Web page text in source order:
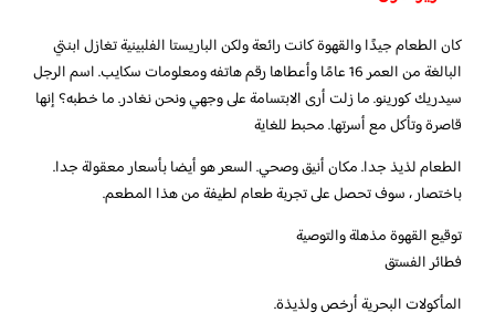
كان الطعام جيدًا والقهوة كانت رائعة ولكن الباريستا الفلبينية تغازل ابنتي
البالغة من العمر 16 عامًا وأعطاها رقم هاتفه ومعلومات سكايب. اسم الرجل
سيدريك كورينو. ما زلت أرى الابتسامة على وجهي ونحن نغادر. ما خطبه؟ إنها
قاصرة وتأكل مع أسرتها. محبط للغاية
الطعام لذيذ جدا. مكان أنيق وصحي. السعر هو أيضا بأسعار معقولة جدا.
باختصار ، سوف تحصل على تجربة طعام لطيفة من هذا المطعم.
توقيع القهوة مذهلة والتوصية
فطائر الفستق
المأكولات البحرية أرخص ولذيذة.